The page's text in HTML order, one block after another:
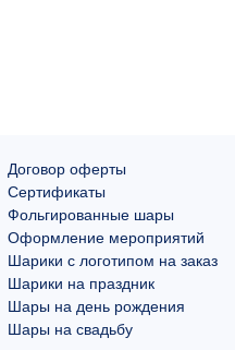
Договор оферты
Сертификаты
Фольгированные шары
Оформление мероприятий
Шарики с логотипом на заказ
Шарики на праздник
Шары на день рождения
Шары на свадьбу